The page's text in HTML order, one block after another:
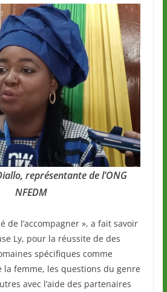
représentante de l’ONG
NFEDM
de l’accompagner », a fait savoir
Ly, pour la réussite de des
spécifiques comme
la femme, les questions du genre
avec l’aide des partenaires